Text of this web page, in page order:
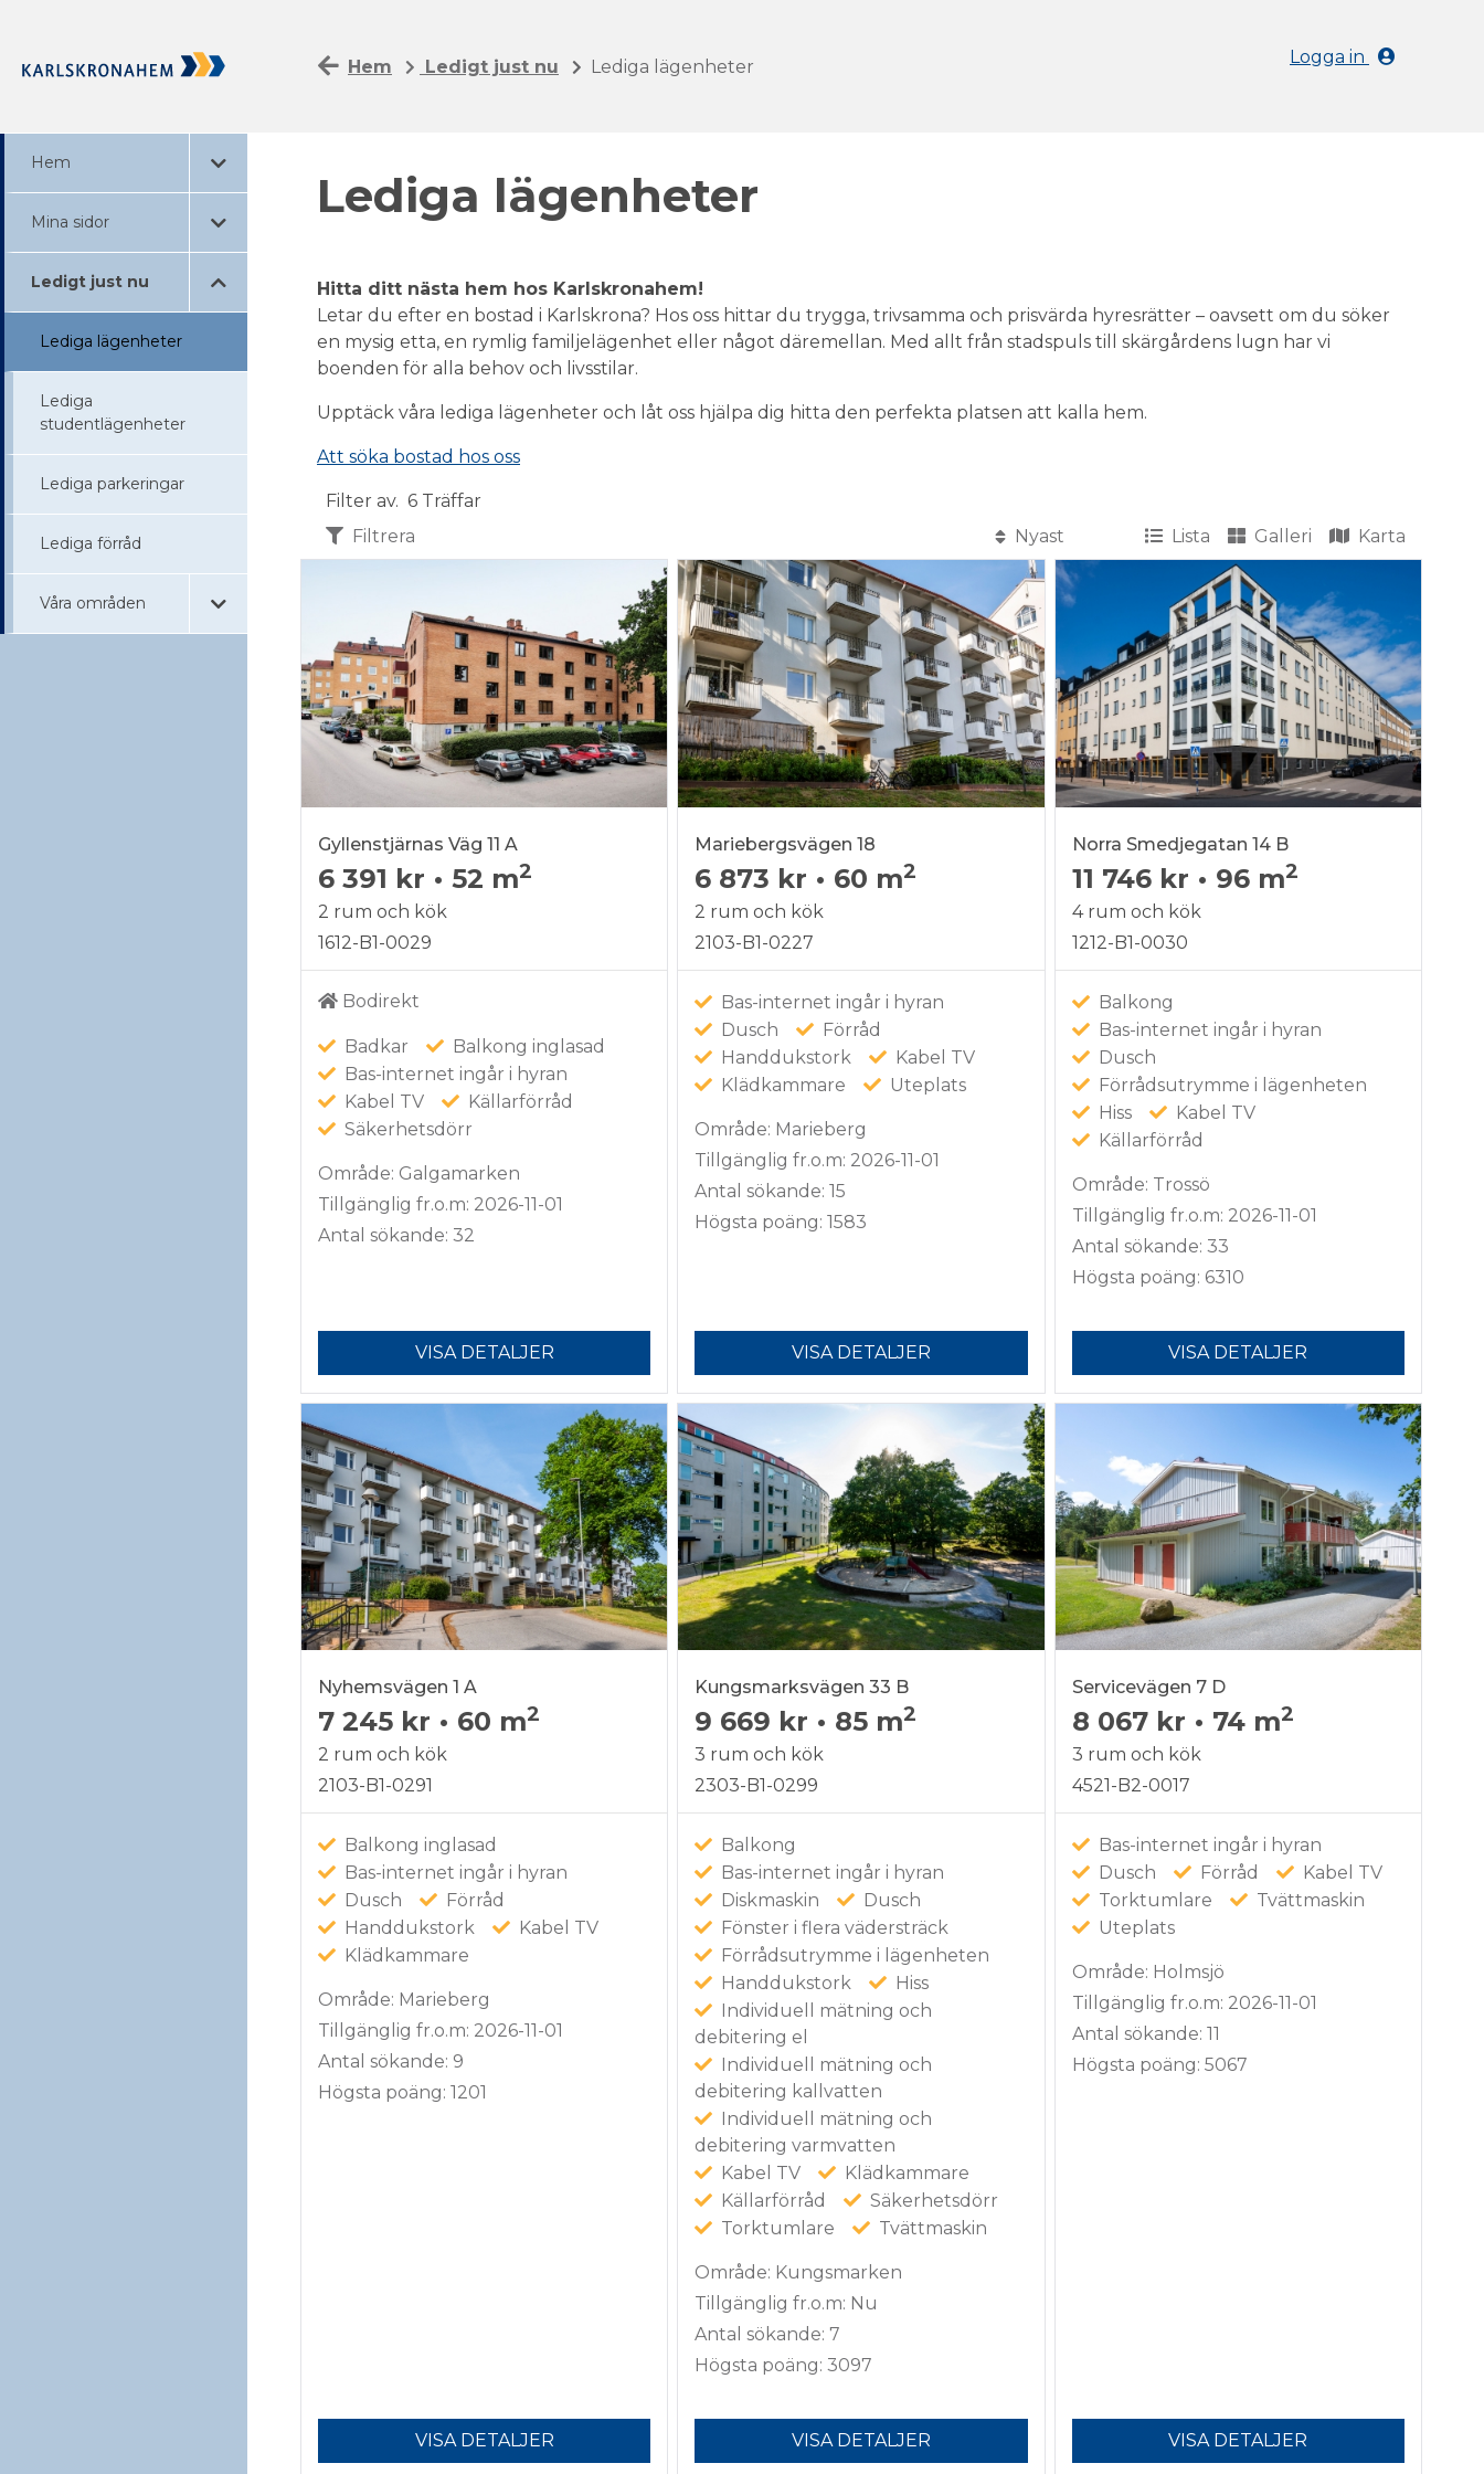
Hem
Mina sidor
Ledigt just nu
Lediga lägenheter
Lediga
studentlägenheter
Lediga parkeringar
Lediga förråd
Våra områden
Hem Ledigt just nu Lediga lägenheter Logga in
Lediga lägenheter
Hitta ditt nästa hem hos Karlskronahem!
Letar du efter en bostad i Karlskrona? Hos oss hittar du trygga, trivsamma och prisvärda hyresrätter – oavsett om du söker
en mysig etta, en rymlig familjelägenhet eller något däremellan. Med allt från stadspuls till skärgårdens lugn har vi
boenden för alla behov och livsstilar.
Upptäck våra lediga lägenheter och låt oss hjälpa dig hitta den perfekta platsen att kalla hem.
Att söka bostad hos oss
Filter av. 6 Träffar
Filtrera
Lista Galleri Karta
Gyllenstjärnas Väg 11 A
6 391 kr • 52 m2
2 rum och kök
1612-B1-0029
Bodirekt
Badkar
Balkong inglasad
Bas-internet ingår i hyran
Kabel TV
Källarförråd
Säkerhetsdörr
Område: Galgamarken
Tillgänglig fr.o.m: 2026-11-01
Antal sökande: 32
VISA DETALJER
Mariebergsvägen 18
6 873 kr • 60 m2
2 rum och kök
2103-B1-0227
Bas-internet ingår i hyran
Dusch
Förråd
Handdukstork
Kabel TV
Klädkammare
Uteplats
Område: Marieberg
Tillgänglig fr.o.m: 2026-11-01
Antal sökande: 15
Högsta poäng: 1583
VISA DETALJER
Norra Smedjegatan 14 B
11 746 kr • 96 m2
4 rum och kök
1212-B1-0030
Balkong
Bas-internet ingår i hyran
Dusch
Förrådsutrymme i lägenheten
Hiss
Kabel TV
Källarförråd
Område: Trossö
Tillgänglig fr.o.m: 2026-11-01
Antal sökande: 33
Högsta poäng: 6310
VISA DETALJER
Nyhemsvägen 1 A
7 245 kr • 60 m2
2 rum och kök
2103-B1-0291
Balkong inglasad
Bas-internet ingår i hyran
Dusch
Förråd
Handdukstork
Kabel TV
Klädkammare
Område: Marieberg
Tillgänglig fr.o.m: 2026-11-01
Antal sökande: 9
Högsta poäng: 1201
VISA DETALJER
Kungsmarksvägen 33 B
9 669 kr • 85 m2
3 rum och kök
2303-B1-0299
Balkong
Bas-internet ingår i hyran
Diskmaskin
Dusch
Fönster i flera vädersträck
Förrådsutrymme i lägenheten
Handdukstork
Hiss
Individuell mätning och
debitering el
Individuell mätning och
debitering kallvatten
Individuell mätning och
debitering varmvatten
Kabel TV
Klädkammare
Källarförråd
Säkerhetsdörr
Torktumlare
Tvättmaskin
Område: Kungsmarken
Tillgänglig fr.o.m: Nu
Antal sökande: 7
Högsta poäng: 3097
VISA DETALJER
Servicevägen 7 D
8 067 kr • 74 m2
3 rum och kök
4521-B2-0017
Bas-internet ingår i hyran
Dusch
Förråd
Kabel TV
Torktumlare
Tvättmaskin
Uteplats
Område: Holmsjö
Tillgänglig fr.o.m: 2026-11-01
Antal sökande: 11
Högsta poäng: 5067
VISA DETALJER